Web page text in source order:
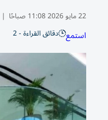
22 مايو 2026 11:08 صباحًا |
استمع دقائق القراءة - 2